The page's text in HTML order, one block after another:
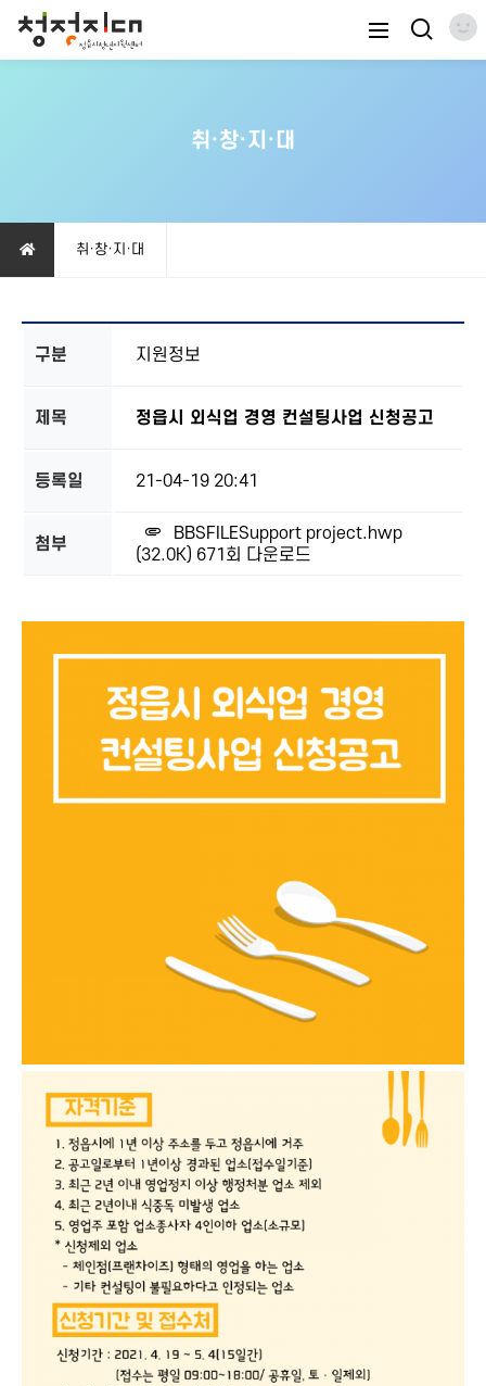
취·창·지·대
취·창·지·대
구분 지원정보
제목 정읍시 외식업 경영 컨설팅사업 신청공고
등록일 21-04-19 20:41
첨부
BBSFILESupport project.hwp
(32.0K) 671회 다운로드
본문